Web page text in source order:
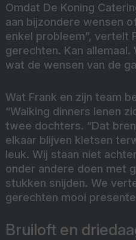
Omdat De Koning
aan bijzondere wensen
enkel probleem”, vertelt
gerechten. Kan
wat de wensen van de
Wat Frank en zijn team
“Walking dinners lenen
twee dochters. “Dat
elkaar blijven kletsen
leuk. Wij staan niet
onder andere doen met
stukken snijden. We
gerechten mooi
Bruiloft en